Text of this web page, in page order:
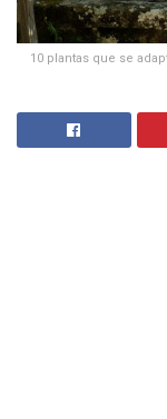
10 plantas que se